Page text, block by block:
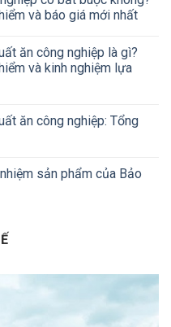
và báo giá mới nhất
ăn công nghiệp là gì?
và kinh nghiệm lựa
ăn công nghiệp: Tổng
sản phẩm của Bảo